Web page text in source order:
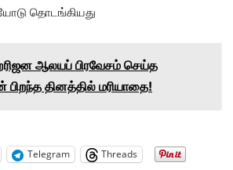
தொடங்கியது
ஆலயப் பிரவேசம் செய்த
தினத்தில் மரியாதை!
Telegram
Threads